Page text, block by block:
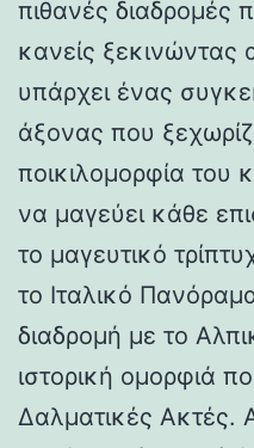
πιθανές διαδρομές
κανείς ξεκινώντας
υπάρχει ένας
άξονας που
ποικιλομορφία του
να μαγεύει κάθε
το μαγευτικό
το Ιταλικό
διαδρομή με το
ιστορική ομορφιά
Δαλματικές Ακτές.